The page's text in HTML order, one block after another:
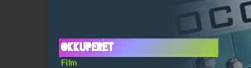
Okkuperet
Film